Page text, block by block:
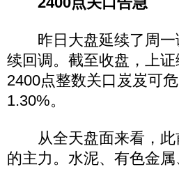
昨日大盘延续了周一
续回调。截至收盘，上
2400点整数关口岌岌可
1.30%。
从全天盘面来看，此
的主力。水泥、有色金